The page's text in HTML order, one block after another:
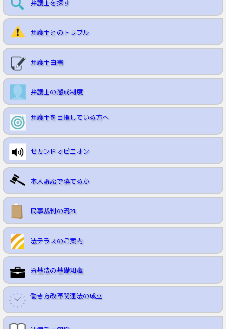
弁護士を探す
弁護士とのトラブル
弁護士白書
弁護士の懲戒制度
弁護士を目指している方へ
セカンドオピニオン
本人訴訟で勝てるか
民事裁判の流れ
法テラスのご案内
労基法の基礎知識
働き方改革関連法の成立